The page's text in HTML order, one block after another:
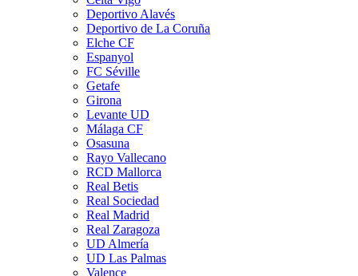
Deportivo Alavés
Deportivo de La Coruña
Elche CF
Espanyol
FC Séville
Getafe
Girona
Levante UD
Málaga CF
Osasuna
Rayo Vallecano
RCD Mallorca
Real Betis
Real Sociedad
Real Madrid
Real Zaragoza
UD Almería
UD Las Palmas
Valence